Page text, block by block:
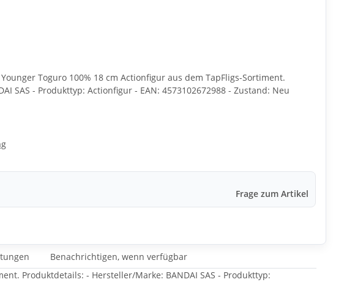
Toguro 100% 18 cm Actionfigur aus dem TapFligs-Sortiment.
SAS - Produkttyp: Actionfigur - EAN: 4573102672988 - Zustand: Neu
Frage zum Artikel
Benachrichtigen, wenn verfügbar
Produktdetails: - Hersteller/Marke: BANDAI SAS - Produkttyp: